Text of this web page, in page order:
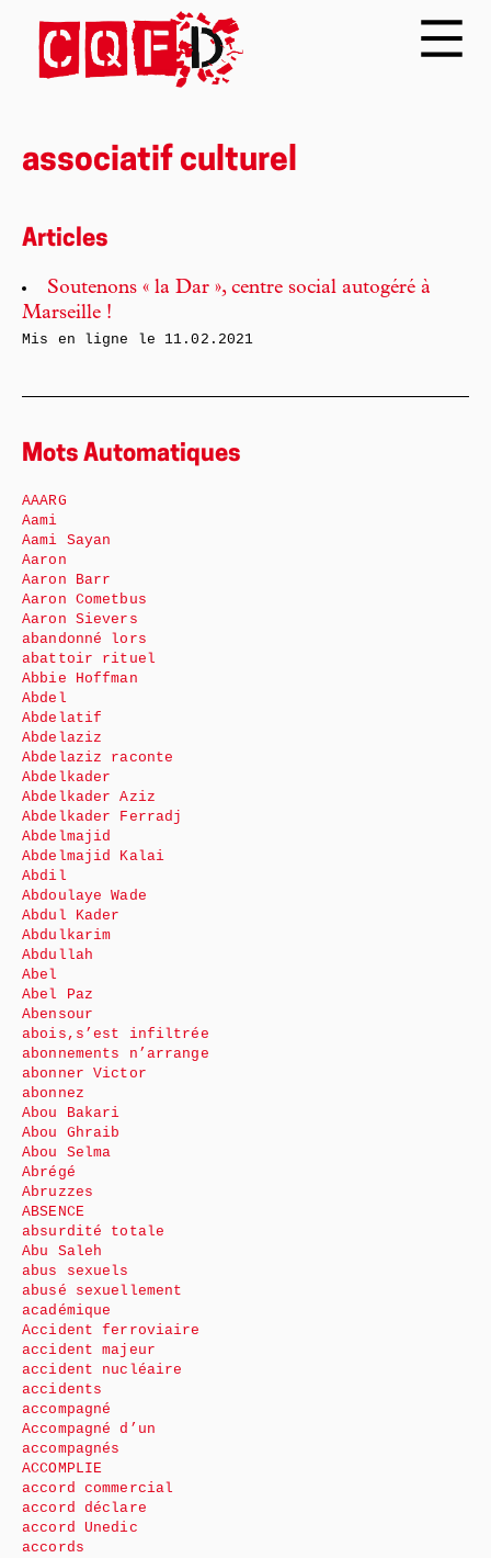
associatif culturel
Articles
Soutenons « la Dar », centre social autogéré à
Marseille !
Mis en ligne le 11.02.2021
Mots Automatiques
AAARG
Aami
Aami Sayan
Aaron
Aaron Barr
Aaron Cometbus
Aaron Sievers
abandonné lors
abattoir rituel
Abbie Hoffman
Abdel
Abdelatif
Abdelaziz
Abdelaziz raconte
Abdelkader
Abdelkader Aziz
Abdelkader Ferradj
Abdelmajid
Abdelmajid Kalai
Abdil
Abdoulaye Wade
Abdul Kader
Abdulkarim
Abdullah
Abel
Abel Paz
Abensour
abois,s’est infiltrée
abonnements n’arrange
abonner Victor
abonnez
Abou Bakari
Abou Ghraib
Abou Selma
Abrégé
Abruzzes
ABSENCE
absurdité totale
Abu Saleh
abus sexuels
abusé sexuellement
académique
Accident ferroviaire
accident majeur
accident nucléaire
accidents
accompagné
Accompagné d’un
accompagnés
ACCOMPLIE
accord commercial
accord déclare
accord Unedic
accords